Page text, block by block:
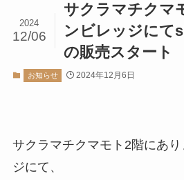
サクラマチク
ンビレッジにて
の販売スタート
2024
12/06
お知らせ 2024年12月6日
サクラマチクマモト2階にあ
ジにて、